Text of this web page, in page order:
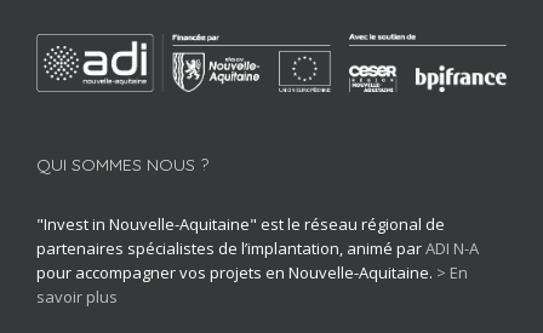
QUI SOMMES NOUS ?
"Invest in Nouvelle-Aquitaine" est le réseau régional de
partenaires spécialistes de l’implantation, animé parADI N-A
pour accompagner vos projets en Nouvelle-Aquitaine. > En
savoir plus